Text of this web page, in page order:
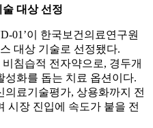
대상 선정
01’이 한국보건의료연구원
대상 기술로 선정됐다.
침습적 전자약으로, 경두개
성화를 돕는 치료 옵션이다.
료기술평가, 상용화까지 전
시장 진입에 속도가 붙을 전